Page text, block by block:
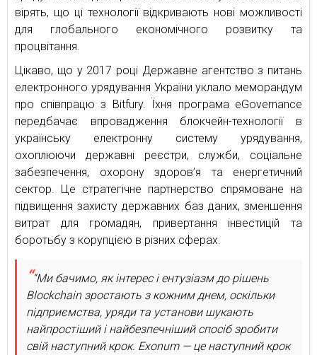
вірять, що ці технології відкривають нові можливості
для глобального економічного розвитку та
процвітання.
Цікаво, що у 2017 році Державне агентство з питань
електронного урядування України уклало меморандум
про співпрацю з Bitfury. Їхня програма eGovernance
передбачає впровадження блокчейн-технології в
українську електронну систему урядування,
охоплюючи державні реєстри, служби, соціальне
забезпечення, охорону здоров’я та енергетичний
сектор. Це стратегічне партнерство спрямоване на
підвищення захисту державних баз даних, зменшення
витрат для громадян, привертання інвестицій та
боротьбу з корупцією в різних сферах.
“Ми бачимо, як інтерес і ентузіазм до рішень
Blockchain зростають з кожним днем, оскільки
підприємства, уряди та установи шукають
найпростіший і найбезпечніший спосіб зробити
свій наступний крок. Exonum — це наступний крок